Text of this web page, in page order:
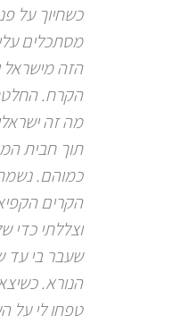
כשחיוך על
מסתכלים
הזה מישראל
הקרח.
מה זה
תוך חבית
כמוהם.
הקרים
וצללתי כדי
שעבר בי עד
הנורא.
טפחו לי על